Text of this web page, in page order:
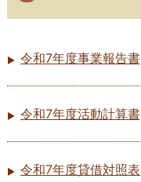
令和7年度事業報告書
令和7年度活動計算書
令和7年度貸借対照表